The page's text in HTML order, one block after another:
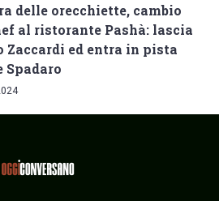
delle orecchiette, cambio
al ristorante Pashà: lascia
Zaccardi ed entra in pista
Spadaro